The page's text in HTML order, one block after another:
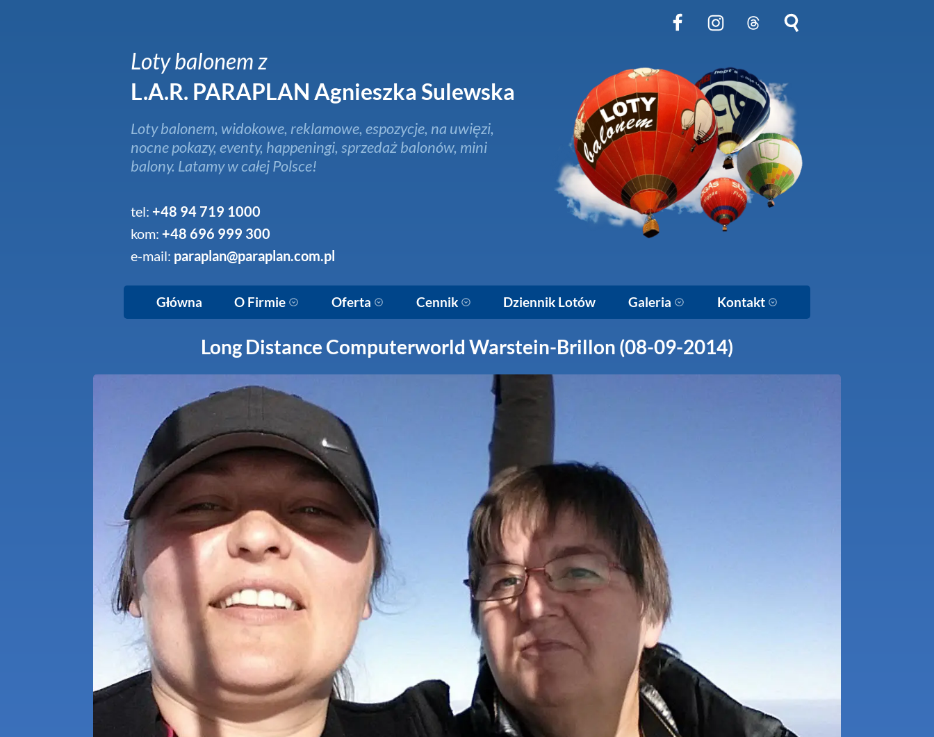
Loty balonem z
L.A.R. PARAPLAN Agnieszka Sulewska
Loty balonem, widokowe, reklamowe, espozycje, na uwięzi,
nocne pokazy, eventy, happeningi, sprzedaż balonów, mini
balony. Latamy w całej Polsce!
tel: +48 94 719 1000
kom: +48 696 999 300
e-mail: paraplan@paraplan.com.pl
Główna O Firmie Oferta Cennik Dziennik Lotów Galeria Kontakt
Long Distance Computerworld Warstein-Brillon (08-09-2014)